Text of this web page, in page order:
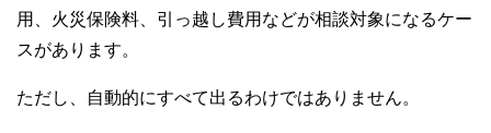
用、火災保険料、引っ越し費用などが相談対象になるケー
スがあります。
ただし、自動的にすべて出るわけではありません。